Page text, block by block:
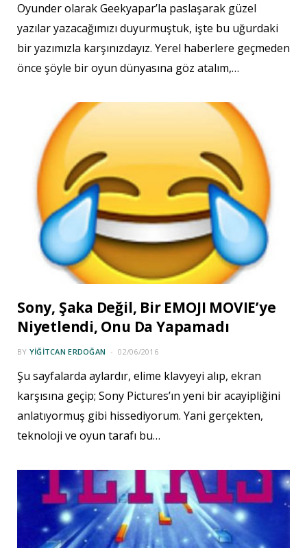
Oyunder olarak Geekyapar’la paslaşarak güzel
yazılar yazacağımızı duyurmuştuk, işte bu uğurdaki
bir yazımızla karşınızdayız. Yerel haberlere geçmeden
önce şöyle bir oyun dünyasına göz atalım,…
Sony, Şaka Değil, Bir EMOJI MOVIE’ye
Niyetlendi, Onu Da Yapamadı
BY YIĞITCAN ERDOĞAN 02/06/2016
Şu sayfalarda aylardır, elime klavyeyi alıp, ekran
karşısına geçip; Sony Pictures’ın yeni bir acayipliğini
anlatıyormuş gibi hissediyorum. Yani gerçekten,
teknoloji ve oyun tarafı bu…